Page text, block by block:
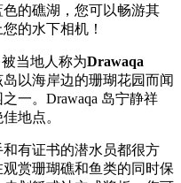
的礁湖，您可以畅游其
的水下相机！
被当地人称为Drawaqa
以海岸边的珊瑚花园而闻
一。Drawaqa 岛宁静祥
地点。
有证书的潜水员都很方
赏珊瑚礁和鱼类的同时保